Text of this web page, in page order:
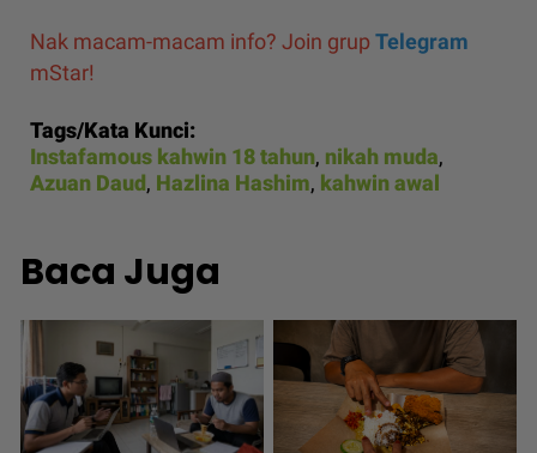
Nak macam-macam info? Join grup Telegram
mStar!
Tags/Kata Kunci:
Instafamous kahwin 18 tahun, nikah muda,
Azuan Daud, Hazlina Hashim, kahwin awal
Baca Juga